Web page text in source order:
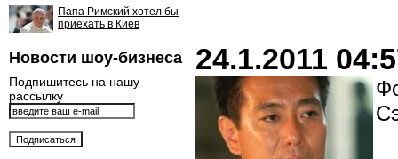
Папа Римский хотел бы
приехать в Киев
Новости шоу-бизнеса
Подпишитесь на нашу
рассылку
24.1.2011